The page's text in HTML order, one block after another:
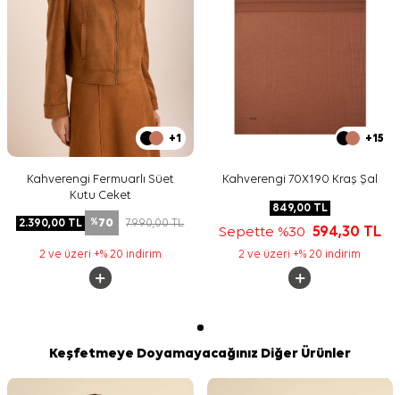
+1
Kahverengi Fermuarlı Süet
Kutu Ceket
2.390,00 TL %70 7.990,00TL
2 ve üzeri +% 20 indirim
+15
Kahverengi 70X190 Kraş Şal
849,00TL
Sepette %30 594,30 TL
2 ve üzeri +% 20 indirim
Keşfetmeye Doyamayacağınız Diğer Ürünler